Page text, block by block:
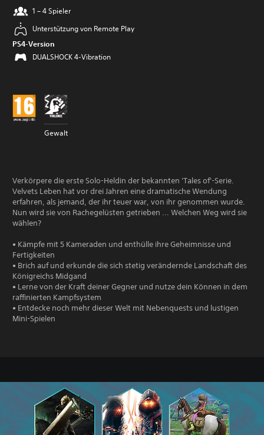
1 – 4 Spieler
Unterstützung von Remote Play
PS4-Version
DUALSHOCK 4-Vibration
Gewalt
Verkörpere die erste Solo-Heldin der bekannten 'Tales of'-Serie.
Velvets Leben hat vor drei Jahren eine dramatische Wendung
erfahren, als jemand, der ihr teuer war, von ihr genommen wurde.
Nun wird sie von Rachegelüsten getrieben ... Welchen Weg wird sie
wählen?
• Kämpfe mit 5 Kameraden und enthülle ihre Geheimnisse und
Fertigkeiten
• Brich auf und erkunde die sich stetig verändernde Landschaft des
Königreichs Midgand
• Lerne von der Kraft deiner Gegner und nutze dein Können in dem
raffinierten Kampfsystem
• Entdecke noch mehr dieser Welt mit Nebenquests und lustigen
Mini-Spielen